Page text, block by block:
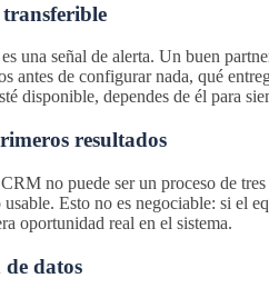
una señal de alerta. Un buen
antes de configurar nada, qué
disponible, dependes de él para
resultados
no puede ser un proceso de
Esto no es negociable: si el
oportunidad real en el sistema.
datos